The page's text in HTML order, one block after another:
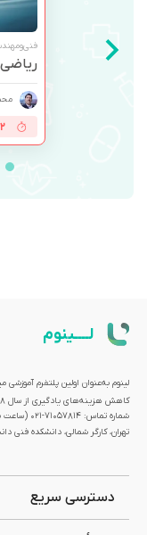
لــــینوم
لینوم به‌عنوان اولین پلتفرم
کاهش هزینه‌های یادگیری از سال 1398 فعالیت خود را آغاز کرده‌است.
شماره تماس: 71057814-021 (ساعت پاسخگویی ۹ الی ۱۸)
تهران، کارگر شمالی، دانشکده فنی
دسترسی سریع